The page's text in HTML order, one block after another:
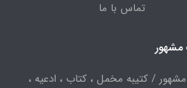
تماس با ما
مشهور
مشهور / کتیبه مخمل ، کتاب ، ادعیه ،